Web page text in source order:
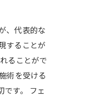
、代表的な
することが
ることがで
術を受ける
す。 フェ